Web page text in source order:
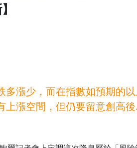
漲少，而在指數如預期的
上漲空間，但仍要留意創高